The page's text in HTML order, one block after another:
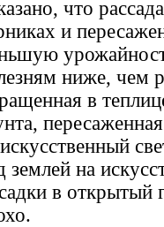
что
и
ниже, чем
в
землей на
в открытый